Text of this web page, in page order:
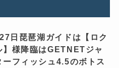
日琵琶湖ガイドは【ロク
】様降臨はGETNETジャ
ーフィッシュ4.5のボトス